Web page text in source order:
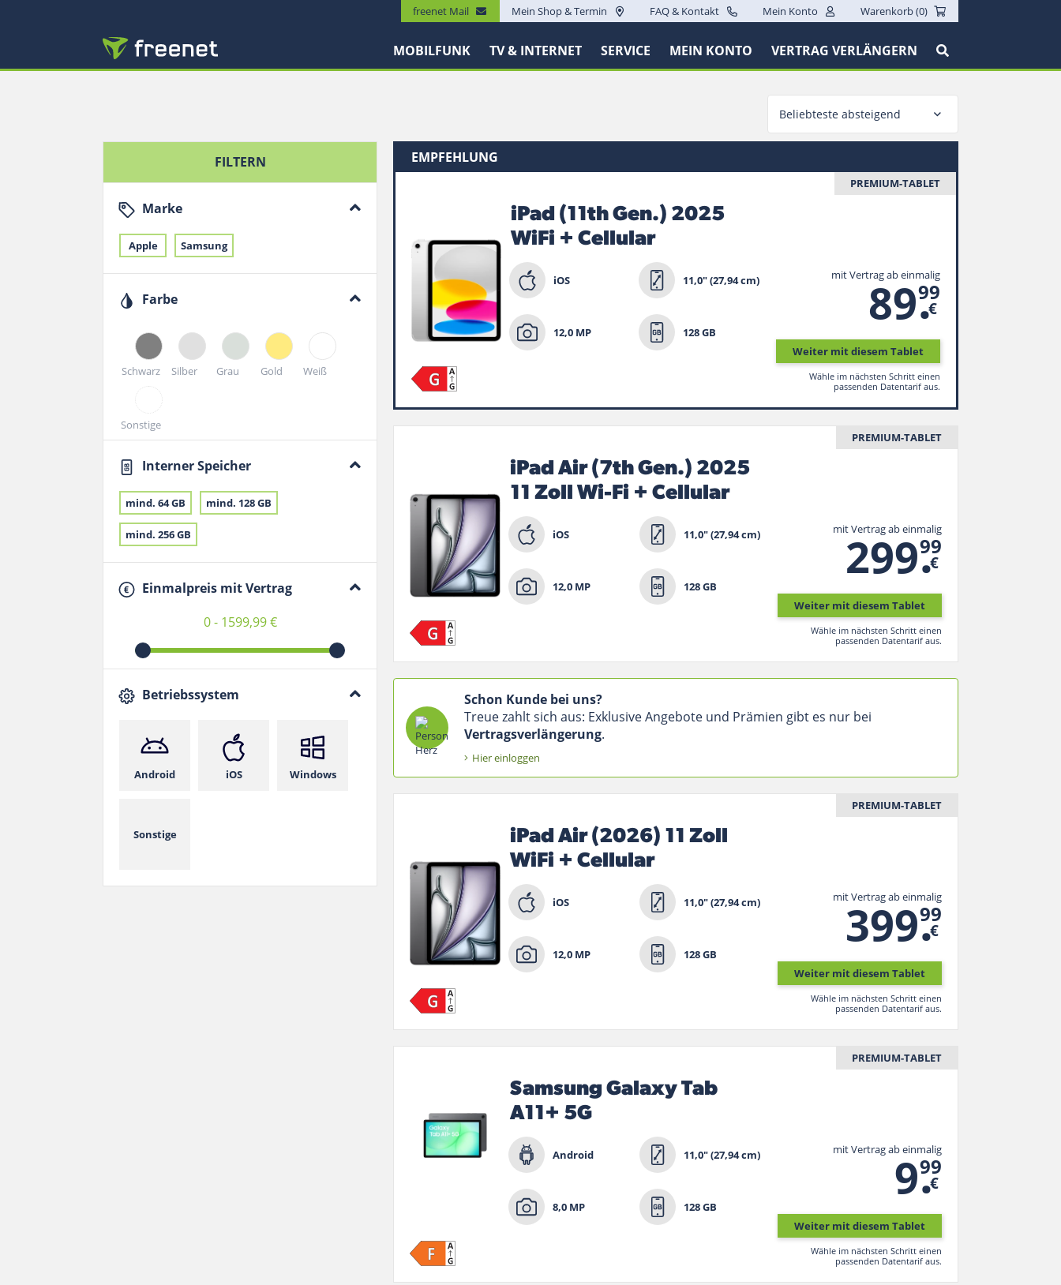
freenet Mail Mein Shop & Termin FAQ & Kontakt Mein Konto Warenkorb (0)
MOBILFUNK TV & INTERNET SERVICE MEIN KONTO VERTRAG VERLÄNGERN
Beliebteste absteigend
FILTERN
Marke
Apple Samsung
Farbe
Schwarz Silber Grau Gold Weiß
Sonstige
Interner Speicher
mind. 64 GB mind. 128 GB
mind. 256 GB
Einmalpreis mit Vertrag
0 - 1599,99 €
Betriebssystem
Android iOS Windows
Sonstige
EMPFEHLUNG
PREMIUM-TABLET
iPad (11th Gen.) 2025
WiFi + Cellular
iOS 11,0" (27,94 cm)
12,0 MP 128 GB
mit Vertrag ab einmalig
89.
99
€
Weiter mit diesem Tablet
Wähle im nächsten Schritt einen
passenden Datentarif aus.
PREMIUM-TABLET
iPad Air (7th Gen.) 2025
11 Zoll Wi-Fi + Cellular
iOS 11,0" (27,94 cm)
12,0 MP 128 GB
mit Vertrag ab einmalig
299.
99
€
Weiter mit diesem Tablet
Wähle im nächsten Schritt einen
passenden Datentarif aus.
Schon Kunde bei uns?
Treue zahlt sich aus: Exklusive Angebote und Prämien gibt es nur bei
Vertragsverlängerung.
Hier einloggen
PREMIUM-TABLET
iPad Air (2026) 11 Zoll
WiFi + Cellular
iOS 11,0" (27,94 cm)
12,0 MP 128 GB
mit Vertrag ab einmalig
399.
99
€
Weiter mit diesem Tablet
Wähle im nächsten Schritt einen
passenden Datentarif aus.
PREMIUM-TABLET
Samsung Galaxy Tab
A11+ 5G
Android 11,0" (27,94 cm)
8,0 MP 128 GB
mit Vertrag ab einmalig
9.
99
€
Weiter mit diesem Tablet
Wähle im nächsten Schritt einen
passenden Datentarif aus.